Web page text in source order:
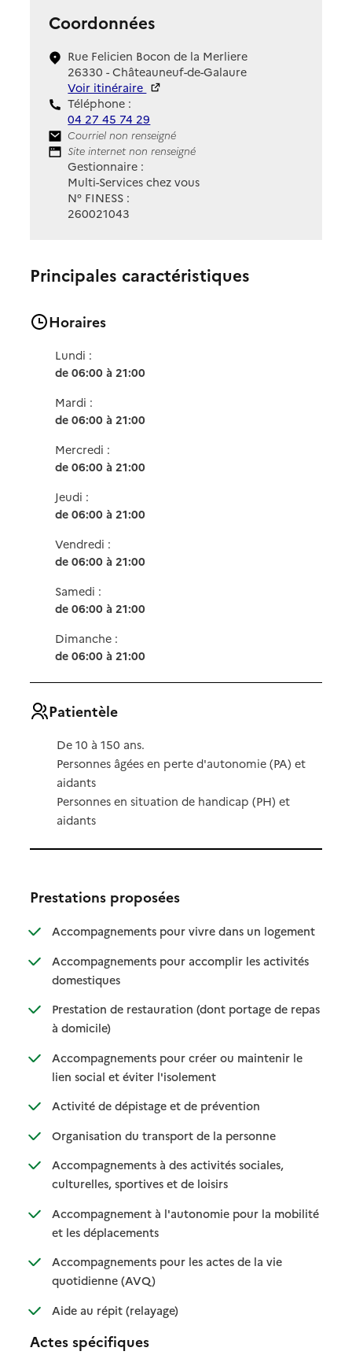
Coordonnées
Rue Felicien Bocon de la Merliere
26330 - Châteauneuf-de-Galaure
Voir itinéraire
Téléphone :
04 27 45 74 29
Contact
Courriel non renseigné
Site Internet
Site internet non renseigné
Gestionnaire :
Multi-Services chez vous
N° FINESS :
260021043
Principales caractéristiques
Horaires
Lundi :
de 06:00 à 21:00
Mardi :
de 06:00 à 21:00
Mercredi :
de 06:00 à 21:00
Jeudi :
de 06:00 à 21:00
Vendredi :
de 06:00 à 21:00
Samedi :
de 06:00 à 21:00
Dimanche :
de 06:00 à 21:00
Patientèle
De 10 à 150 ans.
Personnes âgées en perte d'autonomie (PA) et
aidants
Personnes en situation de handicap (PH) et
aidants
Prestations proposées
Accompagnements pour vivre dans un logement
:
: non
Accompagnements pour accomplir les activités
domestiques: disponible
: non disponible
Prestation de restauration (dont portage de repas
à domicile): disponible
: non disponible
Accompagnements pour créer ou maintenir le
lien social et éviter l'isolement: disponible
: non disponible
Activité de dépistage et de prévention: disponible
: non disponible
Organisation du transport de la personne: disponible
: non disponible
Accompagnements à des activités sociales,
culturelles, sportives et de loisirs: disponible
: non disponible
Accompagnement à l'autonomie pour la mobilité
et les déplacements: disponible
: non disponible
Accompagnements pour les actes de la vie
quotidienne (AVQ): disponible
: non disponible
Aide au répit (relayage): disponible
: non disponible
Actes spécifiques